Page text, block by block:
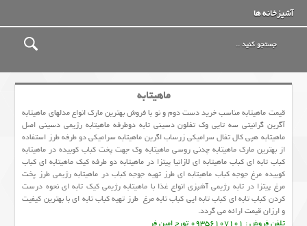
آشپزخانه ها
ماهیتابه
قیمت ماهیتابه مناسب خرید دست دوم و نو با فروش بهترین مارک انواع مدلهای ماهیتابه
آگرین گرانیتی سه تایی وک تفلون دسینی تابه دوطرفه ماهیتابه رژیمی دسینی اصل
ماهیتابه هپی کال تفال سرامیکی زرساب اگرین ماهیتابه سرامیکی دو طرفه طرز استفاده
از بهترین مارک ماهیتابه چدنی روسی ماهیتابه وک جهت پخت کباب کوبیده در ماهیتابه
كباب تابه اي کباب ماهیتابه ای لازانیا پیتزا در ماهیتابه دو طرفه کیک ماهیتابه ای کباب
کوبیده مرغ جوجه کباب ماهیتابه ای طرز تهیه جوجه کباب در ماهیتابه رژیمی طرز پخت
مرغ پیتزا در تابه رژیمی آشپزی انواع غذا با ماهیتابه رژیمی کیک تابه ای نحوه درست
كردن كباب تابه اي کباب تابه ایی کباب تابه مرغ طرز تهيه کباب تابه اي با بهترین کیفیت
و ارزان قیمت ارائه می گردد.
تلفن فروش : 09356107101 تورج امین فر